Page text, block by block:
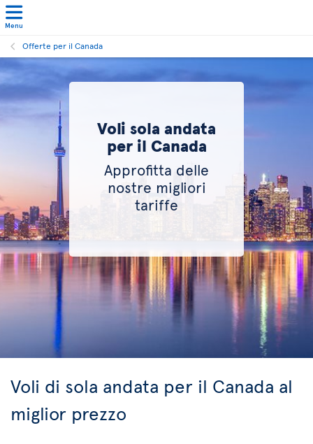
Menu
Offerte per il Canada
Voli sola andata
per il Canada
Approfitta delle
nostre migliori
tariffe
Voli di sola andata per il Canada al
miglior prezzo